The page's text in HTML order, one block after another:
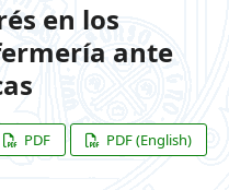
en los
ante
PDF PDF (English)